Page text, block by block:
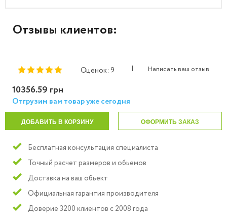
Отзывы клиентов:
Оценок: 9 | Написать ваш отзыв
10356.59 грн
Отгрузим вам товар уже сегодня
ДОБАВИТЬ В КОРЗИНУ ОФОРМИТЬ ЗАКАЗ
Бесплатная консультация специалиста
Точный расчет размеров и обьемов
Доставка на ваш обьект
Официальная гарантия производителя
Доверие 3200 клиентов с 2008 года